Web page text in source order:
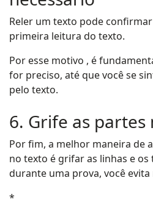
Reler um texto pode
primeira leitura do texto.
Por esse motivo , é
for preciso, até que você se
pelo texto.
6. Grife as
Por fim, a melhor maneira de
no texto é grifar as linhas e
durante uma prova, você
*